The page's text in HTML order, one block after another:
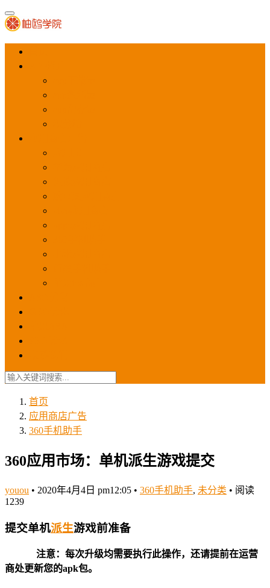
首页
应用商店广告
360手机助手
360应用市场：单机派生游戏提交
youou • 2020年4月4日 pm12:05 • 360手机助手, 未分类 • 阅读
1239
提交单机派生游戏前准备
注意：每次升级均需要执行此操作，还请提前在运营
商处更新您的apk包。